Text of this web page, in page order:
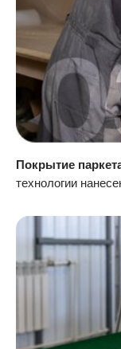
Покрытие
технологии